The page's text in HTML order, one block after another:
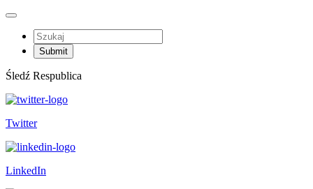
Śledź Respublica
Twitter
LinkedIn